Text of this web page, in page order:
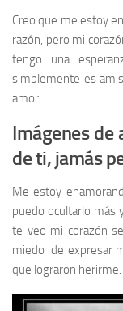
Creo que me estoy
razón, pero mi
tengo una
simplemente es
amor.
Imágenes
de ti, jamás
Me estoy
puedo ocultarlo más
te veo mi corazón
miedo de expresar
que lograron herirme.